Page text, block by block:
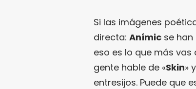
Si las imágenes
directa: Anímic se
eso es lo que más
gente hable de «Skin»
entresijos. Puede que